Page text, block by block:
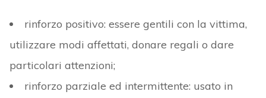
rinforzo positivo: essere gentili con la vittima,
utilizzare modi affettati, donare regali o dare
particolari attenzioni;
rinforzo parziale ed intermittente: usato in